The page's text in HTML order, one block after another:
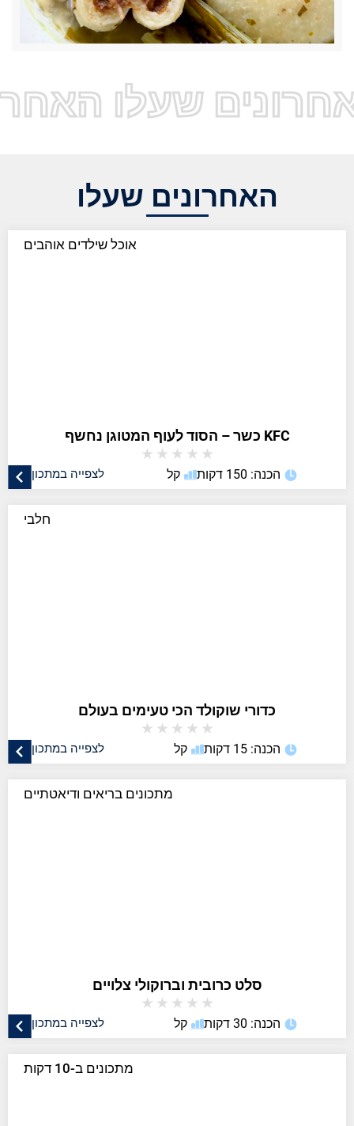
שעלו
האחרונים שעלו
אוכל שילדים אוהבים
KFC כשר – הסוד לעוף המטוגן נחשף
★
★
★
★
★
לצפייה במתכון הכנה: 150 דקות קל
חלבי
כדורי שוקולד הכי טעימים בעולם
★
★
★
★
★
לצפייה במתכון הכנה: 15 דקות קל
מתכונים בריאים ודיאטתיים
סלט כרובית וברוקולי צלויים
★
★
★
★
★
לצפייה במתכון הכנה: 30 דקות קל
מתכונים ב-10 דקות